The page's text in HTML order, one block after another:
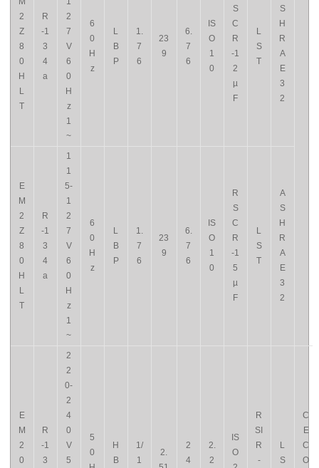
2
Z
8
0
H
L
T
R
-1
3
4
a
2
7
V
6
0
H
z
1
~
6
0
H
z
L
B
P
1.
7
6
23
9
6.
7
6
IS
O
1
0
S
C
R
-1
2
µ
F
L
S
T
S
H
R
A
E
3
2
E
M
2
Z
8
0
H
L
T
R
-1
3
4
a
1
1
5-
1
2
7
V
6
0
H
z
1
~
6
0
H
z
L
B
P
1.
7
6
23
9
6.
7
6
IS
O
1
0
R
S
C
R
-1
5
µ
F
L
S
T
A
S
H
R
A
E
3
2
E
M
2
0
R
-1
3
2
2
0-
2
4
0
V
5
5
0
H
B
1/
1
2.
2
4
2.
2
IS
O
R
SI
R
-
L
S
C
E
C
O